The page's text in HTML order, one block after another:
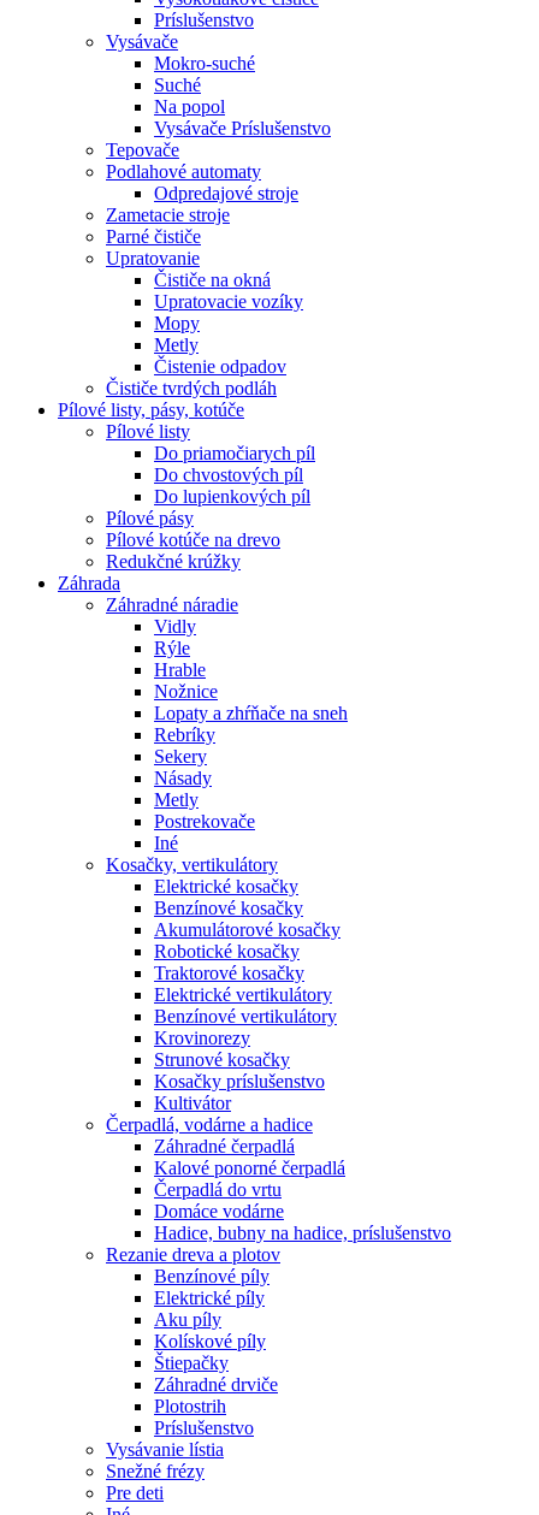
Príslušenstvo
Vysávače
Mokro-suché
Suché
Na popol
Vysávače Príslušenstvo
Tepovače
Podlahové automaty
Odpredajové stroje
Zametacie stroje
Parné čističe
Upratovanie
Čističe na okná
Upratovacie vozíky
Mopy
Metly
Čistenie odpadov
Čističe tvrdých podláh
Pílové listy, pásy, kotúče
Pílové listy
Do priamočiarych píl
Do chvostových píl
Do lupienkových píl
Pílové pásy
Pílové kotúče na drevo
Redukčné krúžky
Záhrada
Záhradné náradie
Vidly
Rýle
Hrable
Nožnice
Lopaty a zhŕňače na sneh
Rebríky
Sekery
Násady
Metly
Postrekovače
Iné
Kosačky, vertikulátory
Elektrické kosačky
Benzínové kosačky
Akumulátorové kosačky
Robotické kosačky
Traktorové kosačky
Elektrické vertikulátory
Benzínové vertikulátory
Krovinorezy
Strunové kosačky
Kosačky príslušenstvo
Kultivátor
Čerpadlá, vodárne a hadice
Záhradné čerpadlá
Kalové ponorné čerpadlá
Čerpadlá do vrtu
Domáce vodárne
Hadice, bubny na hadice, príslušenstvo
Rezanie dreva a plotov
Benzínové píly
Elektrické píly
Aku píly
Kolískové píly
Štiepačky
Záhradné drviče
Plotostrih
Príslušenstvo
Vysávanie lístia
Snežné frézy
Pre deti